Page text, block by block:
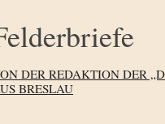
DER REDAKTION DER
BRESLAU